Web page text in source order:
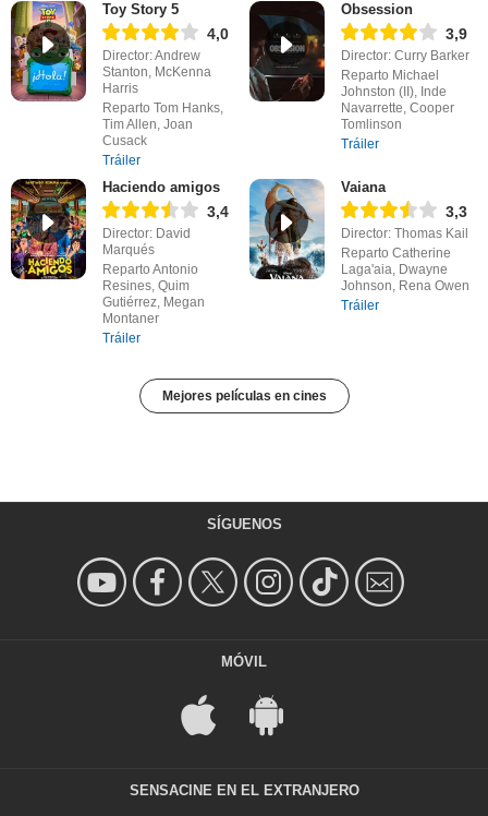
Toy Story 5
4,0
Director: Andrew
Stanton, McKenna
Harris
Reparto Tom Hanks,
Tim Allen, Joan
Cusack
Tráiler
Obsession
3,9
Director: Curry Barker
Reparto Michael
Johnston (II), Inde
Navarrette, Cooper
Tomlinson
Tráiler
Haciendo amigos
3,4
Director: David
Marqués
Reparto Antonio
Resines, Quim
Gutiérrez, Megan
Montaner
Tráiler
Vaiana
3,3
Director: Thomas Kail
Reparto Catherine
Laga'aia, Dwayne
Johnson, Rena Owen
Tráiler
Mejores películas en cines
SÍGUENOS
MÓVIL
SENSACINE EN EL EXTRANJERO